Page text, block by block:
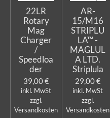
22LR
Rotary
Mag
Charger
/
Speedloa
der
39,00 €
inkl. MwSt
zzgl.
Versandkosten
AR-
15/M16
STRIPLU
LA™ -
MAGLUL
A LTD.
Striplula
29,00 €
inkl. MwSt
zzgl.
Versandkosten